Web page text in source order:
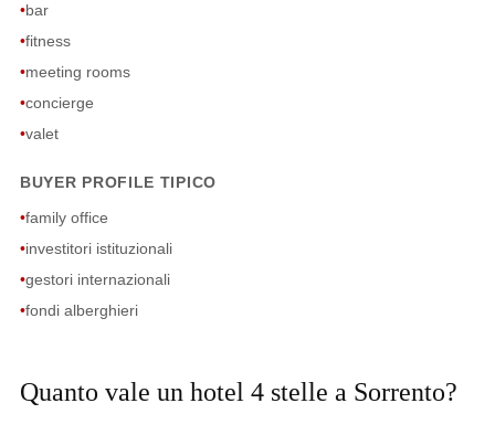
•bar
•fitness
•meeting rooms
•concierge
•valet
BUYER PROFILE TIPICO
•family office
•investitori istituzionali
•gestori internazionali
•fondi alberghieri
Quanto vale un hotel 4 stelle a Sorrento?